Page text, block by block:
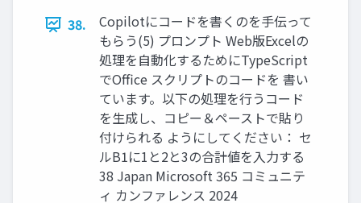
38.
Copilotにコードを書くのを手伝って
もらう(5) プロンプト Web版Excelの
処理を自動化するためにTypeScript
でOffice スクリプトのコードを 書い
ています。以下の処理を行うコード
を生成し、コピー＆ペーストで貼り
付けられる ようにしてください： セ
ルB1に1と2と3の合計値を入力する
38 Japan Microsoft 365 コミュニテ
ィ カンファレンス 2024